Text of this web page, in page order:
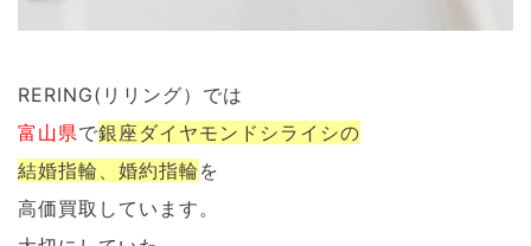
RERING(リリング）では
富山県で銀座ダイヤモンドシライシの
結婚指輪、婚約指輪 を
高価買取しています。